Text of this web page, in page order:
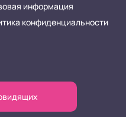
информация
конфиденциальности